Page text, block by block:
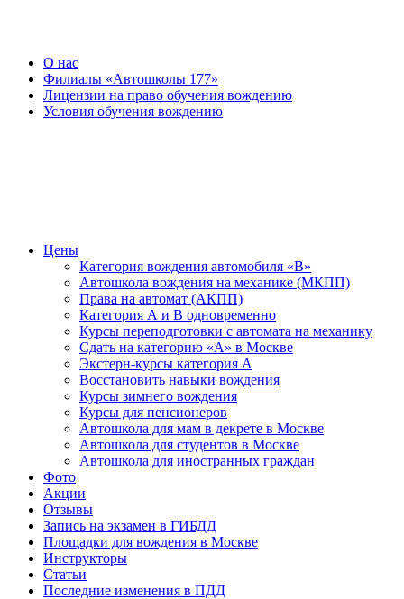
О нас
Филиалы «Автошколы 177»
Лицензии на право обучения вождению
Условия обучения вождению
Цены
Категория вождения автомобиля «В»
Автошкола вождения на механике (МКПП)
Права на автомат (АКПП)
Категория А и В одновременно
Курсы переподготовки с автомата на механику
Сдать на категорию «А» в Москве
Экстерн-курсы категория А
Восстановить навыки вождения
Курсы зимнего вождения
Курсы для пенсионеров
Автошкола для мам в декрете в Москве
Автошкола для студентов в Москве
Автошкола для иностранных граждан
Фото
Акции
Отзывы
Запись на экзамен в ГИБДД
Площадки для вождения в Москве
Инструкторы
Статьи
Последние изменения в ПДД